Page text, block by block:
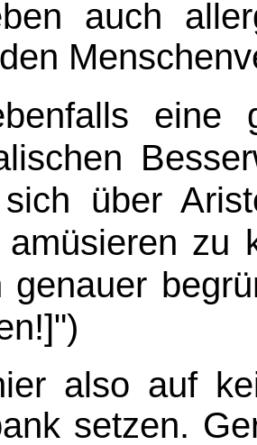
auch
eine
über
amüsieren zu
genauer
also auf
setzen.